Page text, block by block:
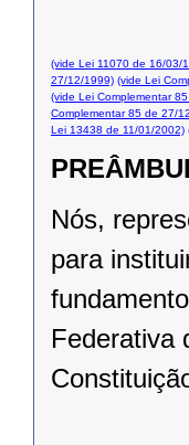
(vide Lei 11070 de 16/03/
27/12/1999) (vide Lei
(vide Lei Complementar
Complementar 85 de 27/
Lei 13438 de 11/01/2002)
Nós,
para
Federativa